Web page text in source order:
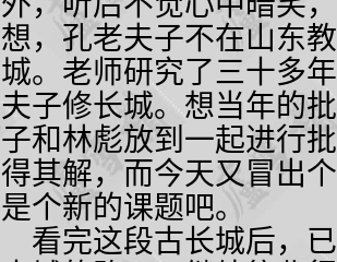
想，孔老夫子不在山东
城。老师研究了三十多
夫子修长城。想当年的
子和林彪放到一起进行
得其解，而今天又冒出
是个新的课题吧。
看完这段古长城后，